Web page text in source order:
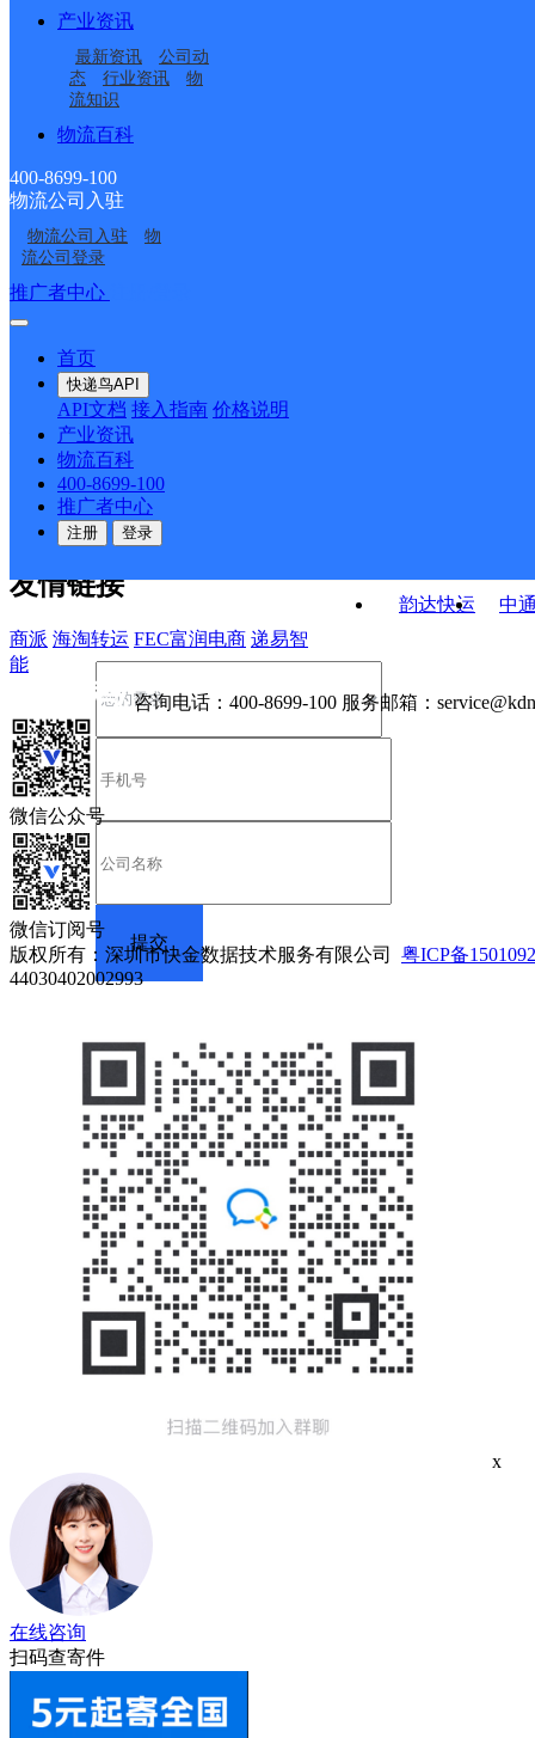
产业资讯
最新资讯
公司动
态
行业资讯
物
流知识
物流百科
400-8699-100
物流公司入驻
物流公司入驻
物
流公司登录
推广者中心
首页
快递鸟API
API文档 接入指南 价格说明
产业资讯
物流百科
400-8699-100
推广者中心
注册 登录
UH松阳
松阳县赤寿乡合作点
ID10430
樟溪邮政所
大东坝邮政支局
松阳县分公司
象溪邮政支局
韵达快运
中
接口API
API接口 DEMO下载
关于我们
公司介绍 企业动态
合作伙伴 快递鸟接口服务协议
户隐私政策
友情链接
商派 海淘转运 FEC富润电商 递易智
能
咨询电话： 400-8699-100 服务邮箱：
微信公众号
微信订阅号
版权所有：深圳市快金数据技术服务有限公司 粤ICP备
44030402002993
x
在线咨询
扫码查寄件